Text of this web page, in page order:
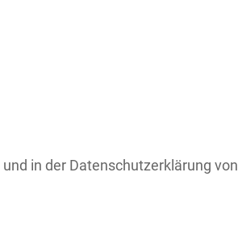
und in der Datenschutzerklärung von